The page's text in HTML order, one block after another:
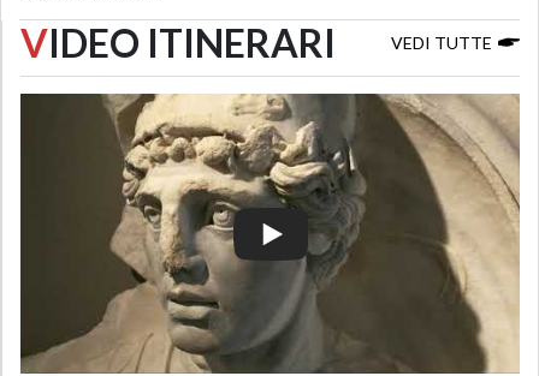
VIDEO ITINERARI VEDI TUTTE